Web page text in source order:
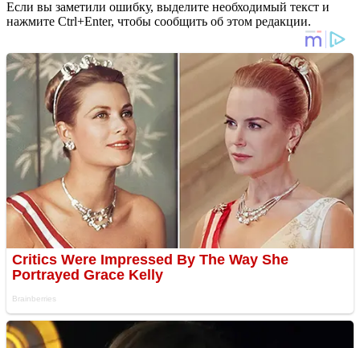
Если вы заметили ошибку, выделите необходимый текст и
нажмите Ctrl+Enter, чтобы сообщить об этом редакции.